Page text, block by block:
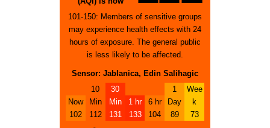
101-150: Members of sensitive groups
may experience health effects with 24
hours of exposure. The general public
is less likely to be affected.
Sensor: Jablanica, Edin Salihagic
Now
102
10
Min
112
30
Min
131
1 hr
133
6 hr
104
1
Day
89
Wee
k
73